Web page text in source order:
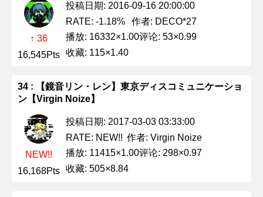
↑ 36
16,545Pts
投稿日期: 2016-09-16 20:00:00
RATE: -1.18%
作者: DECO*27
播放: 16332×1.00评论: 53×0.99
收藏: 115×1.40
34 : 【鏡音リン・レン】東京ディスコミュニケーショ
ン【Virgin Noize】
NEW!!
16,168Pts
投稿日期: 2017-03-03 03:33:00
RATE: NEW!! 作者: Virgin Noize
播放: 11415×1.00评论: 298×0.97
收藏: 505×8.84